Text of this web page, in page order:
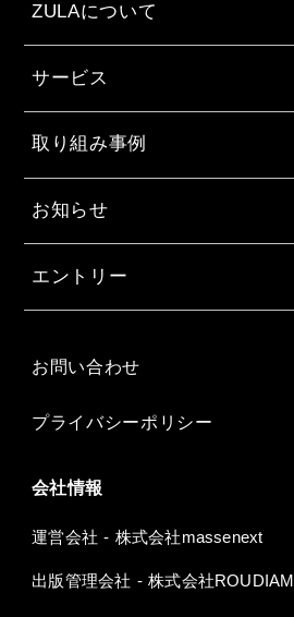
ZULAについて
サービス
取り組み事例
お知らせ
エントリー
お問い合わせ
プライバシーポリシー
会社情報
運営会社 - 株式会社massenext
出版管理会社 - 株式会社ROUDIAM